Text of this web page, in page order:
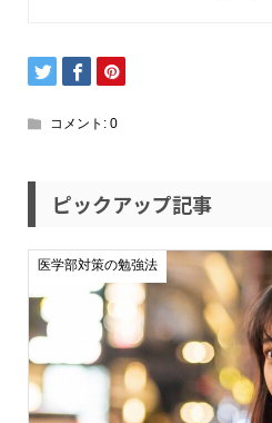
コメント: 0
ピックアップ記事
医学部対策の勉強法